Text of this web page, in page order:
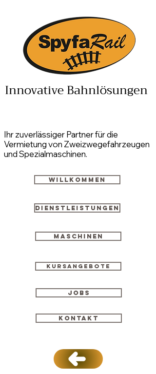
Innovative Bahnlösungen
Ihr zuverlässiger Partner für die
Vermietung von Zweizwegefahrzeugen
und Spezialmaschinen.
Willkommen
Dienstleistungen
Maschinen
Kursangebote
Jobs
Kontakt